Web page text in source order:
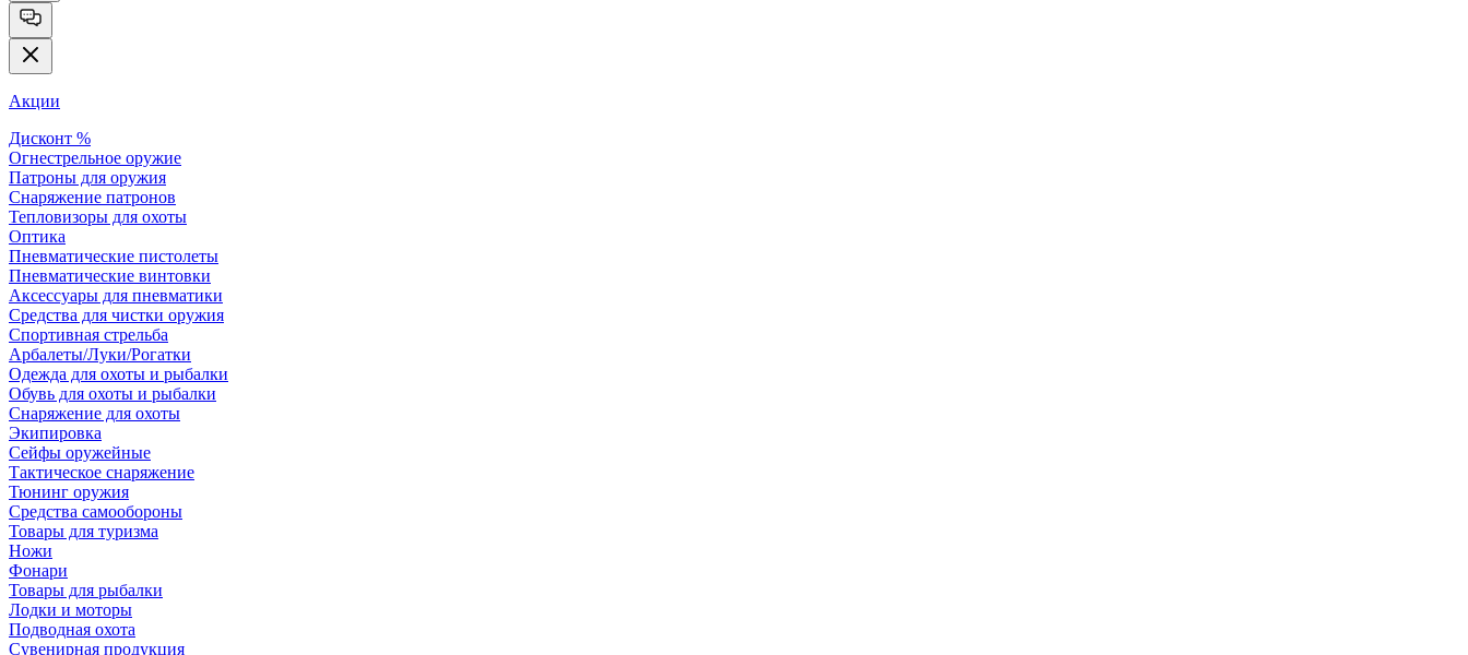
Акции
Дисконт %
Огнестрельное оружие
Патроны для оружия
Снаряжение патронов
Тепловизоры для охоты
Оптика
Пневматические пистолеты
Пневматические винтовки
Аксессуары для пневматики
Средства для чистки оружия
Спортивная стрельба
Арбалеты/Луки/Рогатки
Одежда для охоты и рыбалки
Обувь для охоты и рыбалки
Снаряжение для охоты
Экипировка
Сейфы оружейные
Тактическое снаряжение
Тюнинг оружия
Средства самообороны
Товары для туризма
Ножи
Фонари
Товары для рыбалки
Лодки и моторы
Подводная охота
Сувенирная продукция